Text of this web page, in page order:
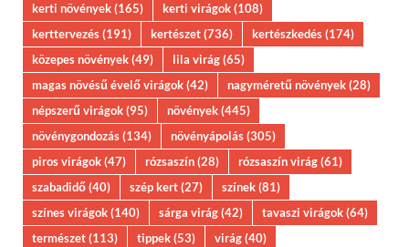
kerti növények(165) kerti virágok(108)
kerttervezés(191) kertészet(736) kertészkedés(174)
közepes növények(49) lila virág(65)
magas növésű évelő virágok(42) nagyméretű növények(28)
népszerű virágok(95) növények(445)
növénygondozás(134) növényápolás(305)
piros virágok(47) rózsaszín(28) rózsaszín virág(61)
szabadidő(40) szép kert(27) színek(81)
színes virágok(140) sárga virág(42) tavaszi virágok(64)
természet(113) tippek(53) virág(40)